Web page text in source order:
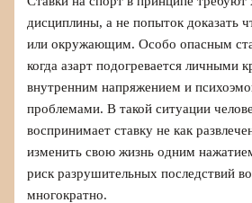
дисциплины, а не попыток доказать
или окружающим. Особо опасным
когда азарт подогревается личными
внутренним напряжением и
проблемами. В такой ситуации
воспринимает ставку не как
изменить свою жизнь одним
риск разрушительных последствий
многократно.